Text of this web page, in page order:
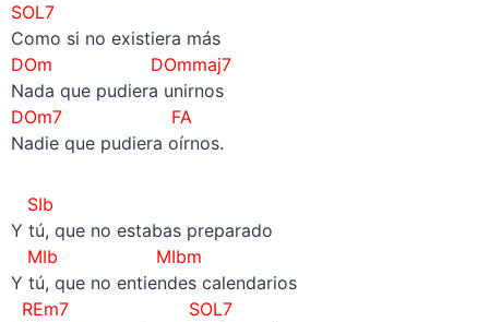
SOL7
Como si no existiera más
DOm DOmmaj7
Nada que pudiera unirnos
DOm7
FA
Nadie que pudiera oírnos.
SIb
Y tú, que no estabas preparado
MIb MIbm
Y tú, que no entiendes calendarios
REm7 SOL7